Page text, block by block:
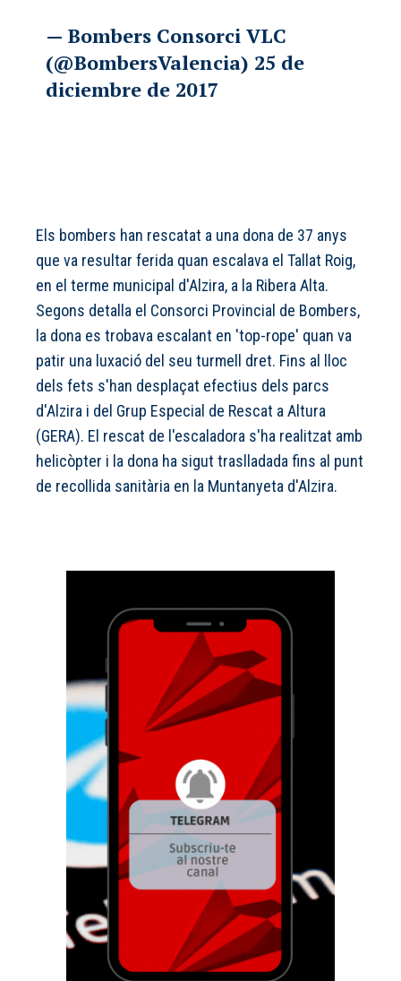
— Bombers Consorci VLC
(@BombersValencia) 25 de
diciembre de 2017
Els bombers han rescatat a una dona de 37 anys
que va resultar ferida quan escalava el Tallat Roig,
en el terme municipal d'Alzira, a la Ribera Alta.
Segons detalla el Consorci Provincial de Bombers,
la dona es trobava escalant en 'top-rope' quan va
patir una luxació del seu turmell dret. Fins al lloc
dels fets s'han desplaçat efectius dels parcs
d'Alzira i del Grup Especial de Rescat a Altura
(GERA). El rescat de l'escaladora s'ha realitzat amb
helicòpter i la dona ha sigut traslladada fins al punt
de recollida sanitària en la Muntanyeta d'Alzira.